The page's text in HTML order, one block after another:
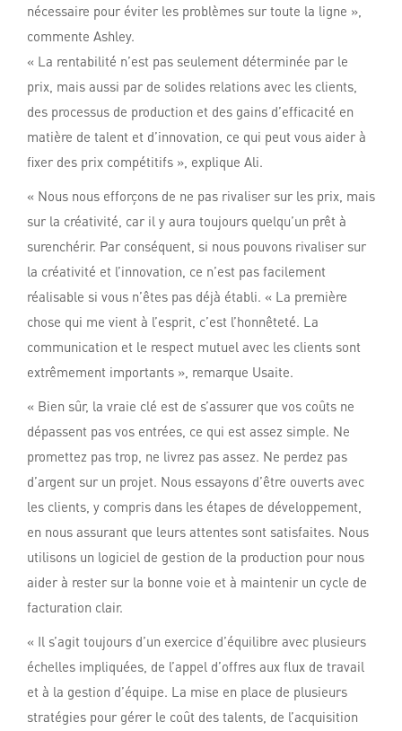
nécessaire pour éviter les problèmes sur toute la ligne »,
commente Ashley.
« La rentabilité n’est pas seulement déterminée par le
prix, mais aussi par de solides relations avec les clients,
des processus de production et des gains d’efficacité en
matière de talent et d’innovation, ce qui peut vous aider à
fixer des prix compétitifs », explique Ali.
« Nous nous efforçons de ne pas rivaliser sur les prix, mais
sur la créativité, car il y aura toujours quelqu’un prêt à
surenchérir. Par conséquent, si nous pouvons rivaliser sur
la créativité et l’innovation, ce n’est pas facilement
réalisable si vous n’êtes pas déjà établi. « La première
chose qui me vient à l’esprit, c’est l’honnêteté. La
communication et le respect mutuel avec les clients sont
extrêmement importants », remarque Usaite.
« Bien sûr, la vraie clé est de s’assurer que vos coûts ne
dépassent pas vos entrées, ce qui est assez simple. Ne
promettez pas trop, ne livrez pas assez. Ne perdez pas
d’argent sur un projet. Nous essayons d’être ouverts avec
les clients, y compris dans les étapes de développement,
en nous assurant que leurs attentes sont satisfaites. Nous
utilisons un logiciel de gestion de la production pour nous
aider à rester sur la bonne voie et à maintenir un cycle de
facturation clair.
« Il s’agit toujours d’un exercice d’équilibre avec plusieurs
échelles impliquées, de l’appel d’offres aux flux de travail
et à la gestion d’équipe. La mise en place de plusieurs
stratégies pour gérer le coût des talents, de l’acquisition